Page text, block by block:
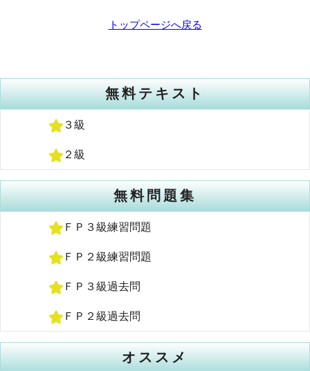
トップページへ戻る
無料テキスト
３級
２級
無料問題集
ＦＰ３級練習問題
ＦＰ２級練習問題
ＦＰ３級過去問
ＦＰ２級過去問
オススメ